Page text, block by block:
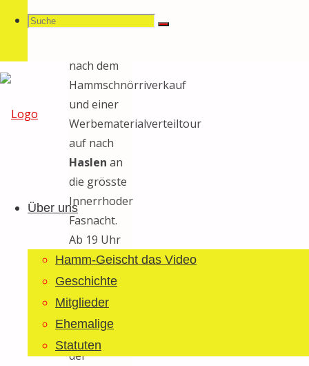
Suche
Suchen
Suche
Guggemusig
Lömpe
springenÜber uns
Hamm-Geischt das Video
Geschichte
Mitglieder
Ehemalige
Statuten
Samstagabend
nach dem
Hammschnörriverkauf
und einer
Werbematerialverteiltour
auf nach
Haslen an
die grösste
Innerrhoder
Fasnacht.
Ab 19 Uhr
spielten alle
Gastguggen
abwechselnd
auf dem
der